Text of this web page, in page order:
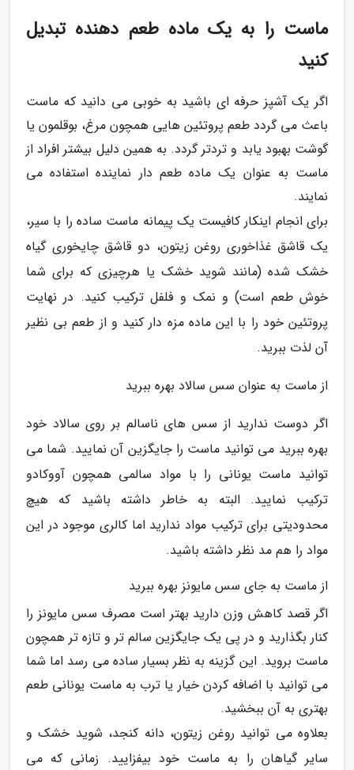
ماست را به یک ماده طعم دهنده تبدیل
کنید
اگر یک آشپز حرفه ای باشید به خوبی می دانید که ماست
باعث می گردد طعم پروتئین هایی همچون مرغ، بوقلمون یا
گوشت بهبود یابد و تردتر گردد. به همین دلیل بیشتر افراد از
ماست به عنوان یک ماده طعم دار نماینده استفاده می
نمایند.
برای انجام اینکار کافیست یک پیمانه ماست ساده را با سیر،
یک قاشق غذاخوری روغن زیتون، دو قاشق چایخوری گیاه
خشک شده (مانند شوید خشک یا هرچیزی که برای شما
خوش طعم است) و نمک و فلفل ترکیب کنید. در نهایت
پروتئین خود را با این ماده مزه دار کنید و از طعم بی نظیر
آن لذت ببرید.
از ماست به عنوان سس سالاد بهره ببرید
اگر دوست ندارید از سس های ناسالم بر روی سالاد خود
بهره ببرید می توانید ماست را جایگزین آن نمایید. شما می
توانید ماست یونانی را با مواد سالمی همچون آووکادو
ترکیب نمایید. البته به خاطر داشته باشید که هیچ
محدودیتی برای ترکیب مواد ندارید اما کالری موجود در این
مواد را هم مد نظر داشته باشید.
از ماست به جای سس مایونز بهره ببرید
اگر قصد کاهش وزن دارید بهتر است مصرف سس مایونز را
کنار بگذارید و در پی یک جایگزین سالم تر و تازه تر همچون
ماست بروید. این گزینه به نظر بسیار ساده می رسد اما شما
می توانید با اضافه کردن خیار یا ترب به ماست یونانی طعم
بهتری به آن ببخشید.
بعلاوه می توانید روغن زیتون، دانه کنجد، شوید خشک و
سایر گیاهان را به ماست خود بیفزایید. زمانی که می